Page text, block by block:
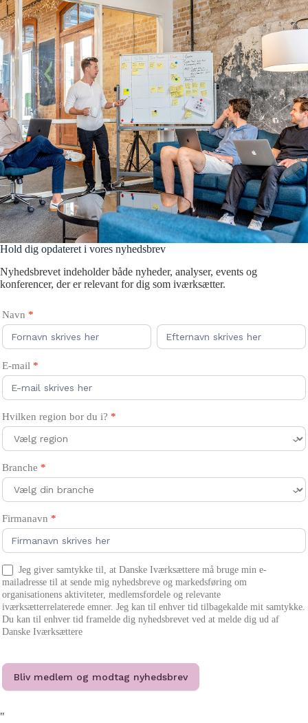
Hold dig opdateret i vores nyhedsbrev
Nyhedsbrevet indeholder både nyheder, analyser, events og
konferencer, der er relevant for dig som iværksætter.
Tilmeld
medlemskab
nyhedsbrev
Navn *
Navn
Navn
E-mail *
Hvilken region bor du i? *
Branche *
Firmanavn *
Jeg giver samtykke til, at Danske Iværksættere må bruge min e-
mailadresse til at sende mig nyhedsbreve og markedsføring om
organisationens aktiviteter, medlemsfordele og relevante
iværksætterrelaterede emner. Jeg kan til enhver tid tilbagekalde mit samtykke.
Du kan til enhver tid framelde dig nyhedsbrevet ved at melde dig ud af
Danske Iværksættere
Bliv medlem og modtag nyhedsbrev
"